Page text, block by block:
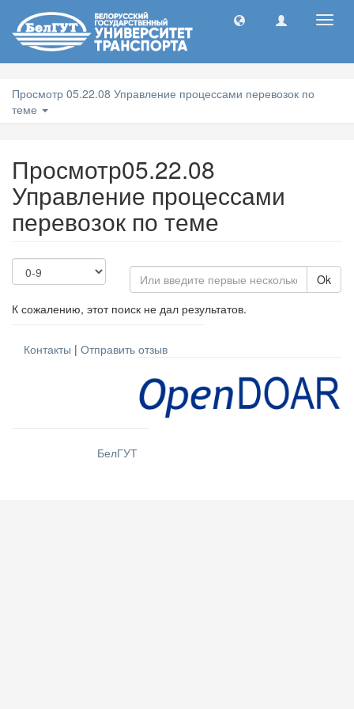
Просмотр 05.22.08 Управление процессами перевозок по
теме
Просмотр05.22.08
Управление процессами
перевозок по теме
Ok
К сожалению, этот поиск не дал результатов.
Контакты | Отправить отзыв
БелГУТ